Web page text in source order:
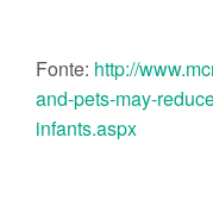
Fonte: http://
and-pets-may-
infants.aspx